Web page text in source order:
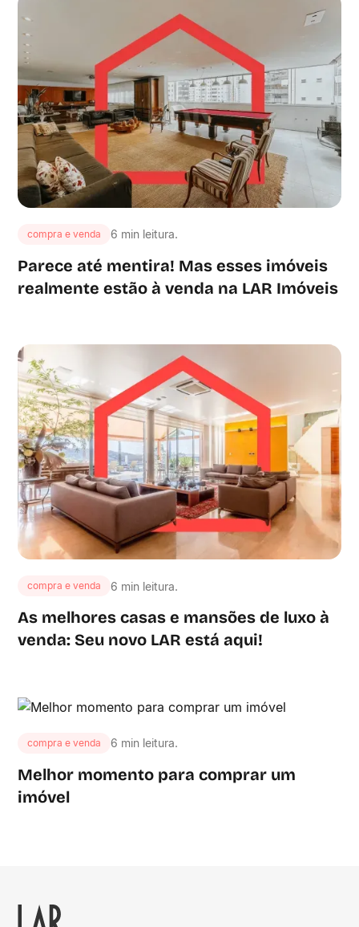
compra e venda 6 min leitura.
Parece até mentira! Mas esses imóveis
realmente estão à venda na LAR Imóveis
compra e venda 6 min leitura.
As melhores casas e mansões de luxo à
venda: Seu novo LAR está aqui!
compra e venda 6 min leitura.
Melhor momento para comprar um
imóvel